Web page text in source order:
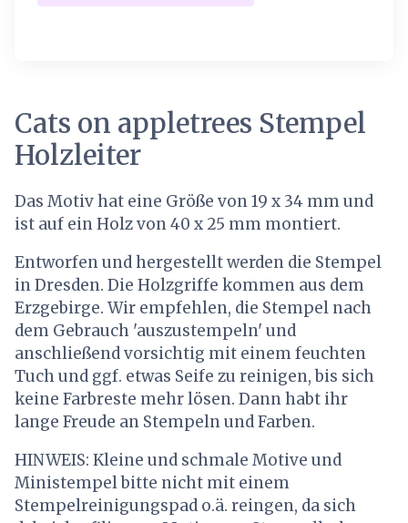
Cats on appletrees Stempel
Holzleiter
Das Motiv hat eine Größe von 19 x 34 mm und
ist auf ein Holz von 40 x 25 mm montiert.
Entworfen und hergestellt werden die Stempel
in Dresden. Die Holzgriffe kommen aus dem
Erzgebirge. Wir empfehlen, die Stempel nach
dem Gebrauch 'auszustempeln' und
anschließend vorsichtig mit einem feuchten
Tuch und ggf. etwas Seife zu reinigen, bis sich
keine Farbreste mehr lösen. Dann habt ihr
lange Freude an Stempeln und Farben.
HINWEIS: Kleine und schmale Motive und
Ministempel bitte nicht mit einem
Stempelreinigungspad o.ä. reingen, da sich